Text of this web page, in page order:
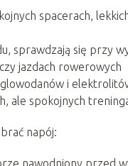
spacerach,
sprawdzają się przy
jazdach rowerowych
i
ale spokojnych
napój:
nawodniony przed